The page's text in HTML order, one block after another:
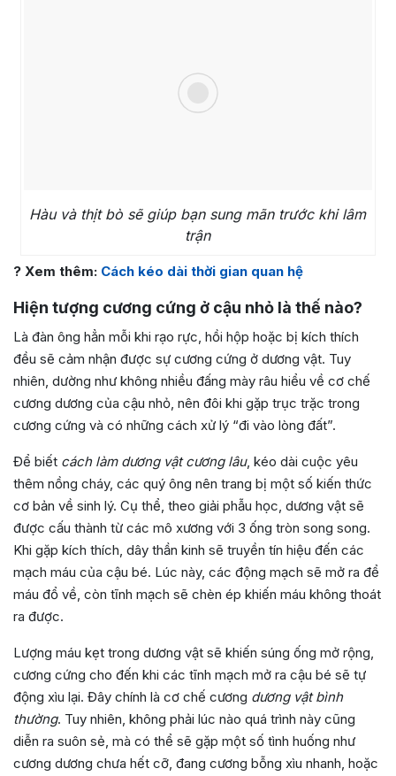
Hàu và thịt bò sẽ giúp bạn sung mãn trước khi lâm
trận
? Xem thêm: Cách kéo dài thời gian quan hệ
Hiện tượng cương cứng ở cậu nhỏ là thế nào?
Là đàn ông hẳn mỗi khi rạo rực, hồi hộp hoặc bị kích thích
đều sẽ cảm nhận được sự cương cứng ở dương vật. Tuy
nhiên, dường như không nhiều đấng mày râu hiểu về cơ chế
cương dương của cậu nhỏ, nên đôi khi gặp trục trặc trong
cương cứng và có những cách xử lý “đi vào lòng đất”.
Để biết cách làm dương vật cương lâu, kéo dài cuộc yêu
thêm nồng cháy, các quý ông nên trang bị một số kiến thức
cơ bản về sinh lý. Cụ thể, theo giải phẫu học, dương vật sẽ
được cấu thành từ các mô xương với 3 ống tròn song song.
Khi gặp kích thích, dây thần kinh sẽ truyền tín hiệu đến các
mạch máu của cậu bé. Lúc này, các động mạch sẽ mở ra để
máu đổ về, còn tĩnh mạch sẽ chèn ép khiến máu không thoát
ra được.
Lượng máu kẹt trong dương vật sẽ khiến súng ống mở rộng,
cương cứng cho đến khi các tĩnh mạch mở ra cậu bé sẽ tự
động xìu lại. Đây chính là cơ chế cương dương vật bình
thường. Tuy nhiên, không phải lúc nào quá trình này cũng
diễn ra suôn sẻ, mà có thể sẽ gặp một số tình huống như
cương dương chưa hết cỡ, đang cương bỗng xìu nhanh, hoặc